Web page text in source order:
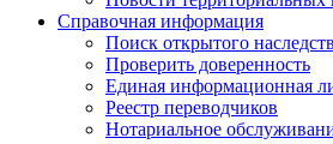
Справочная информация
Поиск открытого
Проверить доверенность
Единая информационная
Реестр переводчиков
Нотариальное